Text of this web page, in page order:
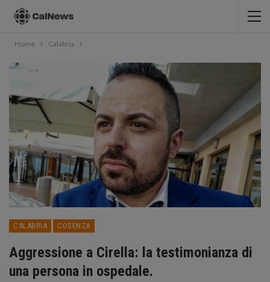
Home Calabria
CALABRIA COSENZA
Aggressione a Cirella: la testimonianza di
una persona in ospedale.